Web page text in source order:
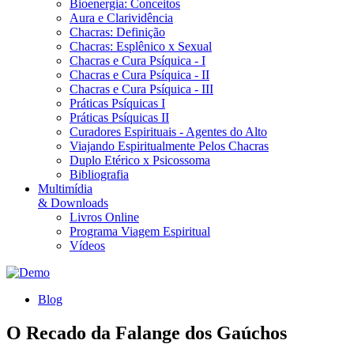
Bioenergia: Conceitos
Aura e Clarividência
Chacras: Definição
Chacras: Esplênico x Sexual
Chacras e Cura Psíquica - I
Chacras e Cura Psíquica - II
Chacras e Cura Psíquica - III
Práticas Psíquicas I
Práticas Psíquicas II
Curadores Espirituais - Agentes do Alto
Viajando Espiritualmente Pelos Chacras
Duplo Etérico x Psicossoma
Bibliografia
Multimídia
& Downloads
Livros Online
Programa Viagem Espiritual
Vídeos
Blog
O Recado da Falange dos Gaúchos